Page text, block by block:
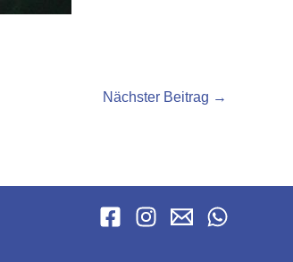
Nächster Beitrag →